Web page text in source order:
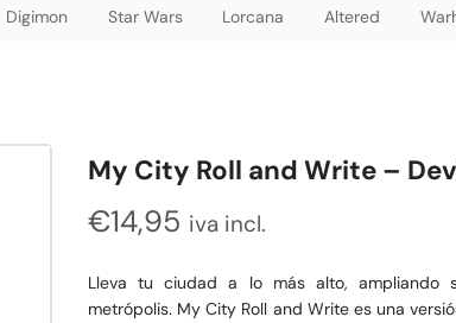
Digimon Star Wars Lorcana Altered
My City Roll and Write –
€14,95 iva incl.
Lleva tu ciudad a lo más alto, ampliando
metrópolis. My City Roll and Write es una